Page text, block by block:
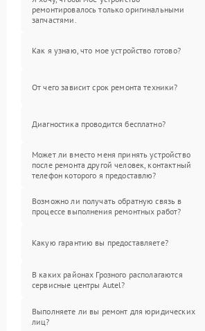
ремонтировалось только оригинальными
запчастями.
Как я узнаю, что мое устройство готово?
От чего зависит срок ремонта техники?
Диагностика проводится бесплатно?
Может ли вместо меня принять устройство
после ремонта другой человек, контактный
телефон которого я предоставлю?
Возможно ли получать обратную связь в
процессе выполнения ремонтных работ?
Какую гарантию вы предоставляете?
В каких районах Грозного располагаются
сервисные центры Autel?
Выполняете ли вы ремонт для юридических
лиц?